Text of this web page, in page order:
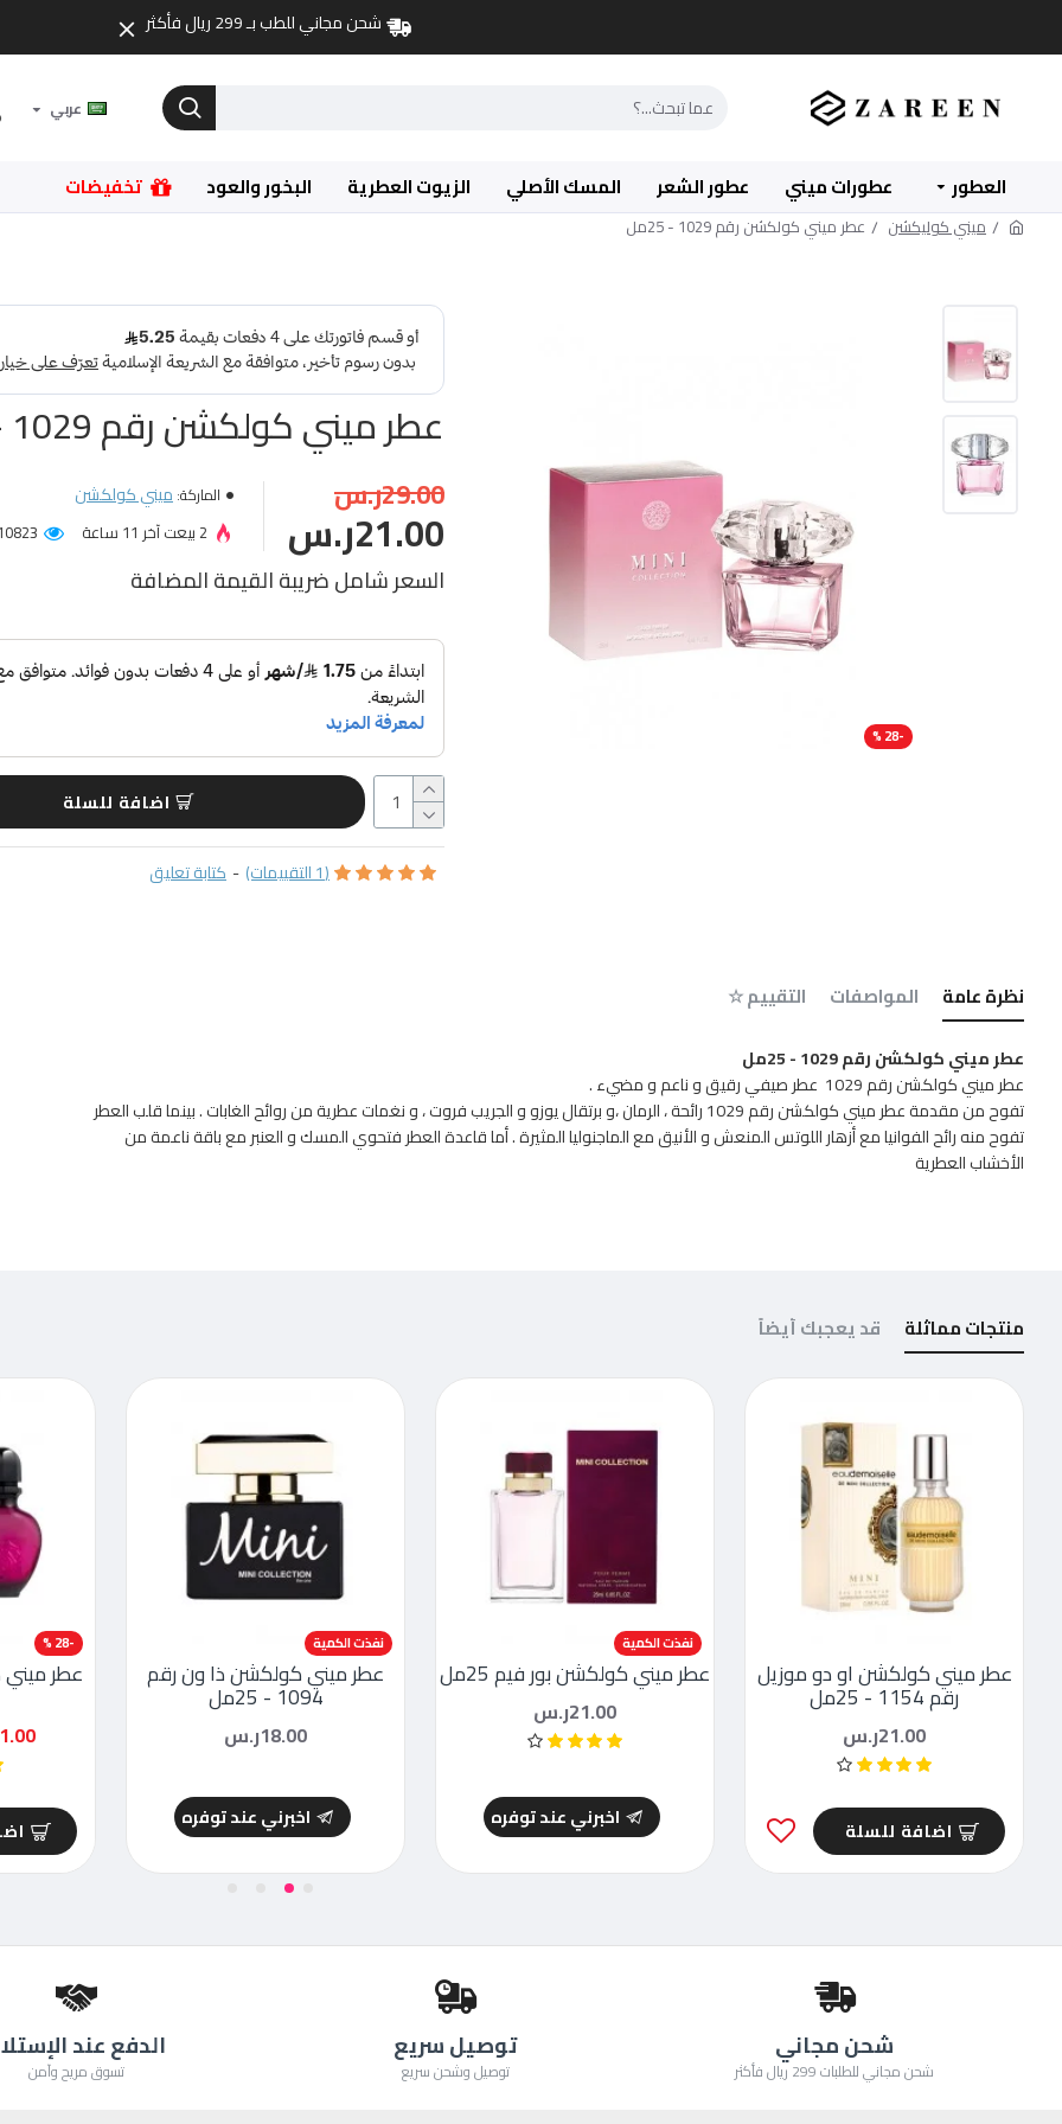
شحن مجاني للطب بـ 299 ريال فأكثر
عربي
العطور عطورات ميني عطور الشعر المسك الأصلي الزيوت العطرية البخور والعود تخفيضات
ميني كوليكشن عطر ميني كولكشن رقم 1029 - 25مل
-28 %
عطر ميني كولكشن رقم 1029 - 25مل
السعر شامل ضريبة القيمة المضافة
(1 التقييمات) - كتابة تعليق
21.00ر.س
29.00ر.س الماركة:ميني كولكشن
2 بيعت آخر 11 ساعة 10823 عميل شاهد
اضافة للسلة
نظرة عامة المواصفات التقييم ☆
عطر ميني كولكشن رقم 1029 - 25مل
عطر ميني كولكشن رقم 1029 عطر صيفي رقيق و ناعم و مضيء .
تفوح من مقدمة عطر ميني كولكشن رقم 1029 رائحة ، الرمان ،و برتقال يوزو و الجريب فروت ، و نغمات عطرية من روائح الغابات . بينما قلب العطر
تفوح منه رائح الفوانيا مع أزهار اللوتس المنعش و الأنيق مع الماجنوليا المثيرة . أما قاعدة العطر فتحوي المسك و العنبر مع باقة ناعمة من
الأخشاب العطرية
منتجات مماثلة قد يعجبك أيضاً
عطر ميني كولكشن او دو موزيل
رقم 1154 - 25مل
21.00ر.س
اضافة للسلة
نفذت الكمية
عطر ميني كولكشن بور فيم 25مل
21.00ر.س
اخبرني عند توفره
نفذت الكمية
عطر ميني كولكشن ذا ون رقم
1094 - 25مل
18.00ر.س
اخبرني عند توفره
-28 %
شحن مجاني
شحن مجاني للطلبات 299 ريال فأكثر
توصيل سريع
توصيل وشحن سريع
الدفع عند
تسوق مريح وآمن